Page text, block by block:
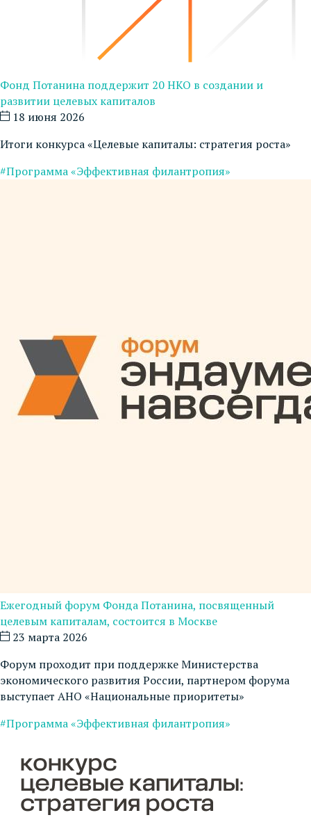
Фонд Потанина поддержит 20 НКО в создании и
развитии целевых капиталов
18 июня 2026
Итоги конкурса «Целевые капиталы: стратегия роста»
#Программа «Эффективная филантропия»
Ежегодный форум Фонда Потанина, посвященный
целевым капиталам, состоится в Москве
23 марта 2026
Форум проходит при поддержке Министерства
экономического развития России, партнером форума
выступает АНО «Национальные приоритеты»
#Программа «Эффективная филантропия»